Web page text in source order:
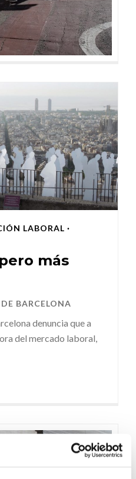
LABORAL ·
más
BARCELONA
denuncia que a
del mercado laboral,